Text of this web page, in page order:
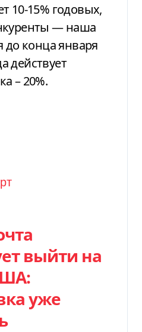
10-15% годовых,
— наша
до конца января
действует
– 20%.
выйти на
уже